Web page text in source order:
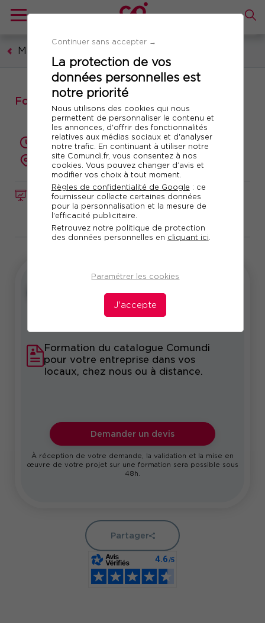
Continuer sans accepter →
La protection de vos
données personnelles est
notre priorité
Nous utilisons des cookies qui nous
permettent de personnaliser le contenu et
les annonces, d'offrir des fonctionnalités
relatives aux médias sociaux et d'analyser
notre trafic. En continuant à utiliser notre
site Comundi.fr, vous consentez à nos
cookies. Vous pouvez changer d’avis et
modifier vos choix à tout moment.
Règles de confidentialité de Google : ce
fournisseur collecte certaines données
pour la personnalisation et la mesure de
l'efficacité publicitaire.
Retrouvez notre politique de protection
des données personnelles en cliquant ici
Paramétrer les cookies
J'accepte
Management et leadership
FORMATION Réf. 10488
Télécharger le programme
Formation : Fiscalité pour non spécialiste
2 jours (14 heures)
présentiel ou à distance
Sur-mesure
Formation du catalogue Comundi
pour votre entreprise dans vos
locaux, chez nous ou à distance.
Demander un devis
À réception de votre demande, la validation et la mise en
œuvre de votre projet sur une formation sera possible sous
48h.
Partager